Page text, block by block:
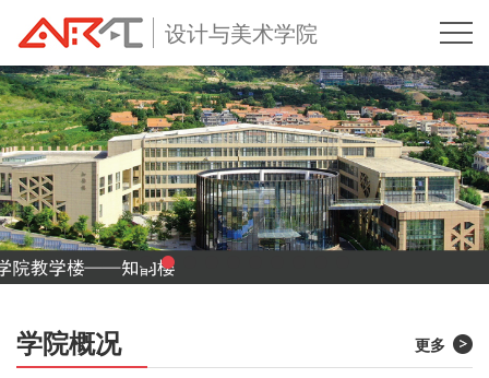
设计与美术学院
学院概况 更多